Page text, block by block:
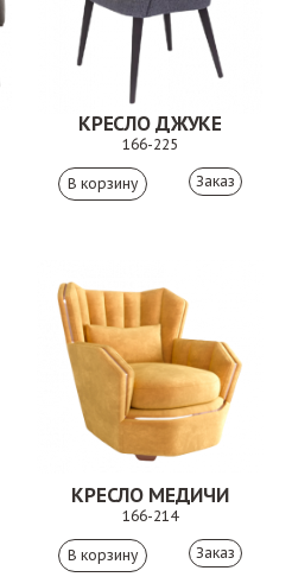
КРЕСЛО ДЖУКЕ
166-225
Заказ
КРЕСЛО МЕДИЧИ
166-214
Заказ